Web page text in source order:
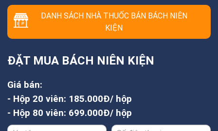
DANH SÁCH NHÀ THUỐC BÁN BÁCH NIÊN
KIỆN
ĐẶT MUA BÁCH NIÊN KIỆN
Giá bán:
- Hộp 20 viên: 185.000Đ/ hộp
- Hộp 80 viên: 699.000Đ/ hộp